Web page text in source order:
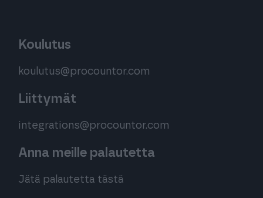
Koulutus
koulutus@procountor.com
Liittymät
integrations@procountor.com
Anna meille palautetta
Jätä palautetta tästä